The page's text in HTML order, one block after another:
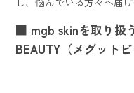
■ mgb skinを取り扱
BEAUTY（メグット